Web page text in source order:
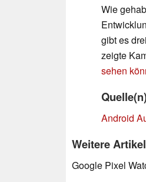
Wie
gibt es
zeigte
sehen
Android
Weitere
Google Pixel